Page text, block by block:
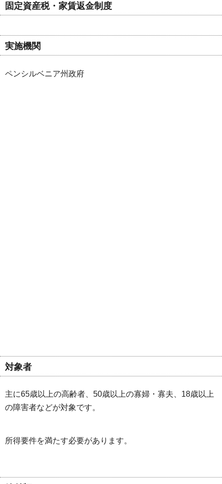
固定資産税・家賃返金制度
実施機関
ペンシルベニア州政府
対象者
主に65歳以上の高齢者、50歳以上の寡婦・寡夫、18歳以上
の障害者などが対象です。
所得要件を満たす必要があります。